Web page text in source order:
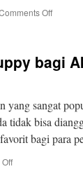
Offon
Hias
Air
bagi
yang sangat
tidak bisa
bagi para
on